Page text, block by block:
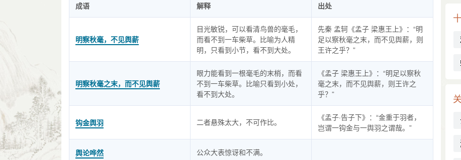
成语 解释 出处
明察秋毫，不见舆薪
目光敏锐，可以看清鸟兽的毫毛，
而看不到一车柴草。比喻为人精
明，只看到小节，看不到大处。
先秦 孟轲《孟子 梁惠王上》：“明
足以察秋毫之末，而不见舆薪，则
王许之乎？”
明察秋毫之末，而不见舆薪
眼力能看到一根毫毛的末梢，而看
不到一车柴草。比喻只看到小处，
看不到大处。
《孟子 梁惠王上》：“明足以察秋
毫之末，而不见舆薪，则王许之
乎？”
钩金舆羽 二者悬殊太大，不可作比。
《孟子·告子下》：“金重于羽者，
岂谓一钩金与一舆羽之谓哉。”
舆论哗然 公众大表惊讶和不满。